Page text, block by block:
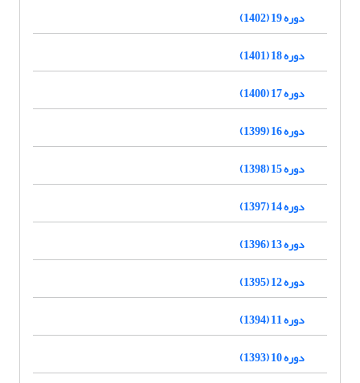
دوره 19 (1402)
دوره 18 (1401)
دوره 17 (1400)
دوره 16 (1399)
دوره 15 (1398)
دوره 14 (1397)
دوره 13 (1396)
دوره 12 (1395)
دوره 11 (1394)
دوره 10 (1393)